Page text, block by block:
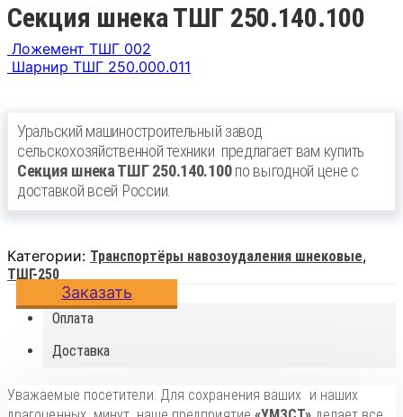
Секция шнека ТШГ 250.140.100
Ложемент ТШГ 002
Шарнир ТШГ 250.000.011
Уральский машиностроительный завод
сельскохозяйственной техники предлагает вам купить
Секция шнека ТШГ 250.140.100по выгодной цене с
доставкой всей России.
Категории: Транспортёры навозоудаления шнековые,
ТШГ-250
Заказать
Оплата
Доставка
Уважаемые посетители. Для сохранения ваших и наших